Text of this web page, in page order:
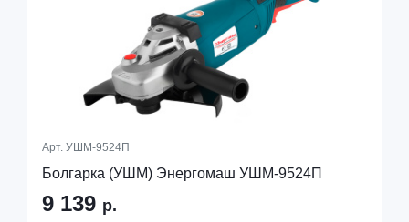
Арт. УШМ-9524П
Болгарка (УШМ) Энергомаш УШМ-9524П
9 139 р.